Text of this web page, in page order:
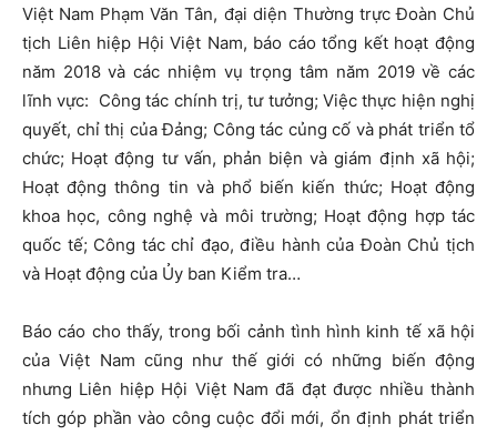
Việt Nam Phạm Văn Tân, đại diện Thường trực Đoàn Chủ
tịch Liên hiệp Hội Việt Nam, báo cáo tổng kết hoạt động
năm 2018 và các nhiệm vụ trọng tâm năm 2019 về các
lĩnh vực: Công tác chính trị, tư tưởng; Việc thực hiện nghị
quyết, chỉ thị của Đảng; Công tác củng cố và phát triển tổ
chức; Hoạt động tư vấn, phản biện và giám định xã hội;
Hoạt động thông tin và phổ biến kiến thức; Hoạt động
khoa học, công nghệ và môi trường; Hoạt động hợp tác
quốc tế; Công tác chỉ đạo, điều hành của Đoàn Chủ tịch
và Hoạt động của Ủy ban Kiểm tra…
Báo cáo cho thấy, trong bối cảnh tình hình kinh tế xã hội
của Việt Nam cũng như thế giới có những biến động
nhưng Liên hiệp Hội Việt Nam đã đạt được nhiều thành
tích góp phần vào công cuộc đổi mới, ổn định phát triển